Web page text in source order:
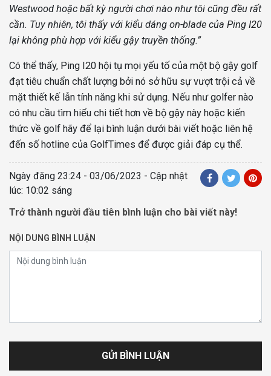
Westwood hoặc bất kỳ người chơi nào như tôi cũng đều rất
cần. Tuy nhiên, tôi thấy với kiểu dáng on-blade của Ping I20
lại không phù hợp với kiểu gậy truyền thống.”
Có thể thấy, Ping I20 hội tụ mọi yếu tố của một bộ gậy golf
đạt tiêu chuẩn chất lượng bởi nó sở hữu sự vượt trội cả về
mặt thiết kế lẫn tính năng khi sử dụng. Nếu như golfer nào
có nhu cầu tìm hiểu chi tiết hơn về bộ gậy này hoặc kiến
thức về golf hãy để lại bình luận dưới bài viết hoặc liên hệ
đến số hotline của GolfTimes để được giải đáp cụ thể.
Ngày đăng 23:24 - 03/06/2023 - Cập nhật
lúc: 10:02 sáng
Trở thành người đầu tiên bình luận cho bài viết này!
NỘI DUNG BÌNH LUẬN